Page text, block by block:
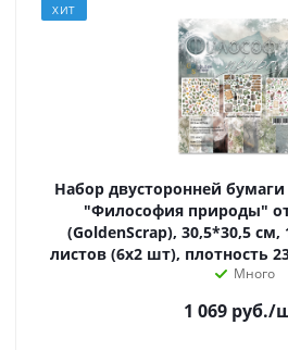
ХИТ
Набор двусторонней
"Философия природы"
(GoldenScrap), 30,5*30,5
листов (6х2 шт), плотность
Много
1 069руб./